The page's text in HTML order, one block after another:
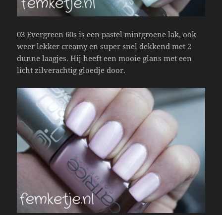
03 Evergreen 60s is een pastel mintgroene lak, ook
weer lekker creamy en super snel dekkend met 2
dunne laagjes. Hij heeft een mooie glans met een
licht zilverachtig gloedje door.